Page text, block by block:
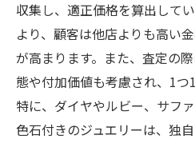
収集し、適正価格を算出して
より、顧客は他店よりも高い
が高まります。また、査定の
態や付加価値も考慮され、1つ
特に、ダイヤやルビー、サフ
色石付きのジュエリーは、独